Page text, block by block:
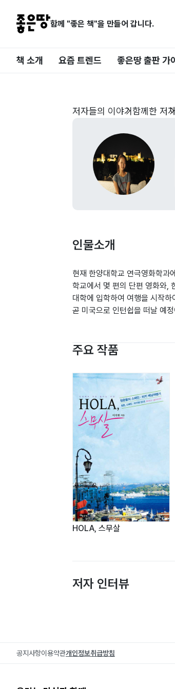
함께 "좋은 책"을 만들어 갑니다.
책 소개 요즘 트렌드 좋은땅 출판 가
저자들의 이야기 함께한 저
인물소개
현재 한양대학교 연극영화학과
학교에서 몇 편의 단편 영화와,
대학에 입학하여 여행을 시작
곧 미국으로 인턴쉽을 떠날 예
주요 작품
HOLA, 스무살
저자 인터뷰
공지사항이용약관개인정보취급방침